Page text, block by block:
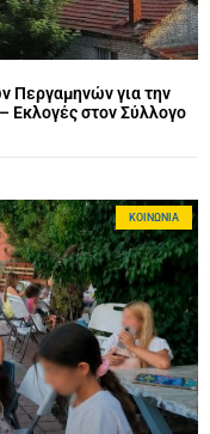
Περγαμηνών για την
Εκλογές στον Σύλλογο
ΚΟΙΝΩΝΊΑ